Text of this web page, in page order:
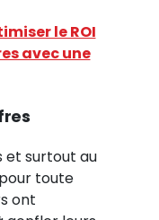
le ROI
avec une
et surtout au
toute
ont